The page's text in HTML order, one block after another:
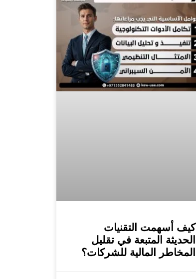
كيف أسهمت التقنيات
الحديثة المتبعة في تقليل
المخاطر المالية للشركات؟